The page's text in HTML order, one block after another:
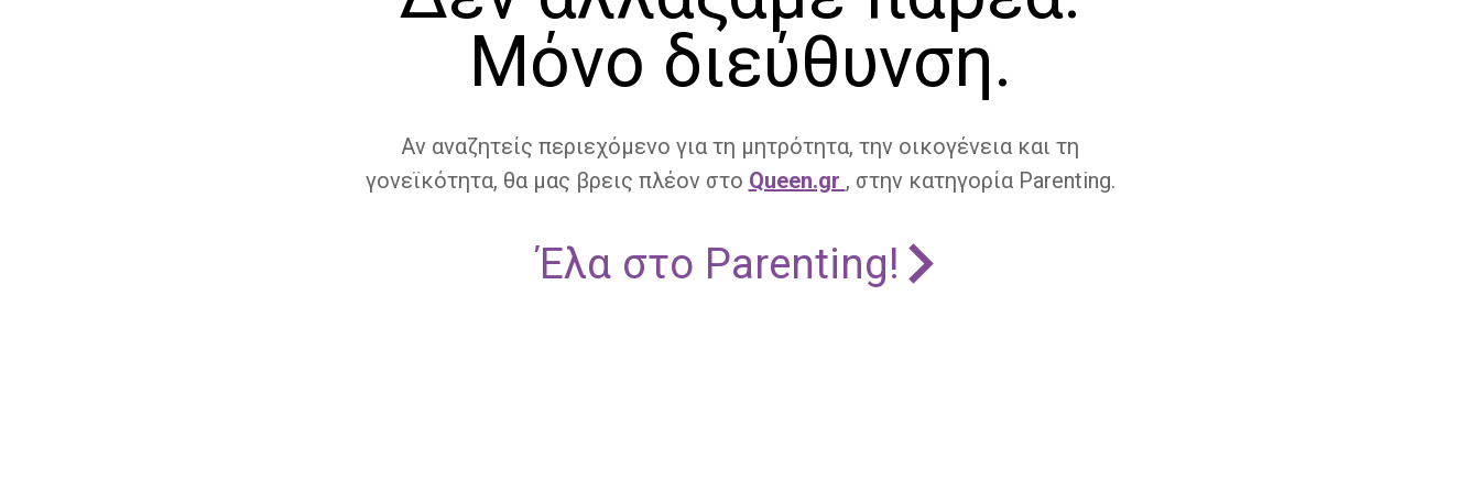
Μόνο διεύθυνση.
Αν αναζητείς περιεχόμενο για τη μητρότητα, την οικογένεια και τη
γονεϊκότητα, θα μας βρεις πλέον στο Queen.gr , στην κατηγορία Parenting.
Έλα στο Parenting!